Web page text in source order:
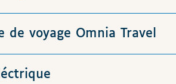
de voyage Omnia Travel